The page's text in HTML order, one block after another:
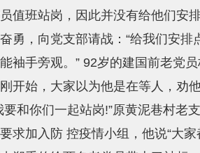
值班站岗，因此并没有给他们安
勇，向党支部请战：“给我们安
袖手旁观。” 92岁的建国前老党
开始，大家以为他是在等人，劝
要和你们一起站岗!”原黄泥巷村老
求加入防 控疫情小组，他说“大